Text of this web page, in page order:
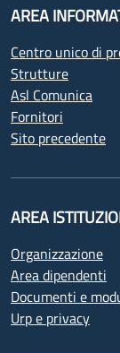
AREA
Centro unico di
Strutture
Asl Comunica
Fornitori
Sito precedente
AREA
Organizzazione
Area dipendenti
Documenti e
Urp e privacy